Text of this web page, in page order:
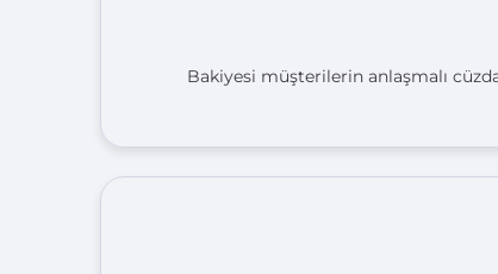
Bakiyesi müşterilerin anlaşmalı